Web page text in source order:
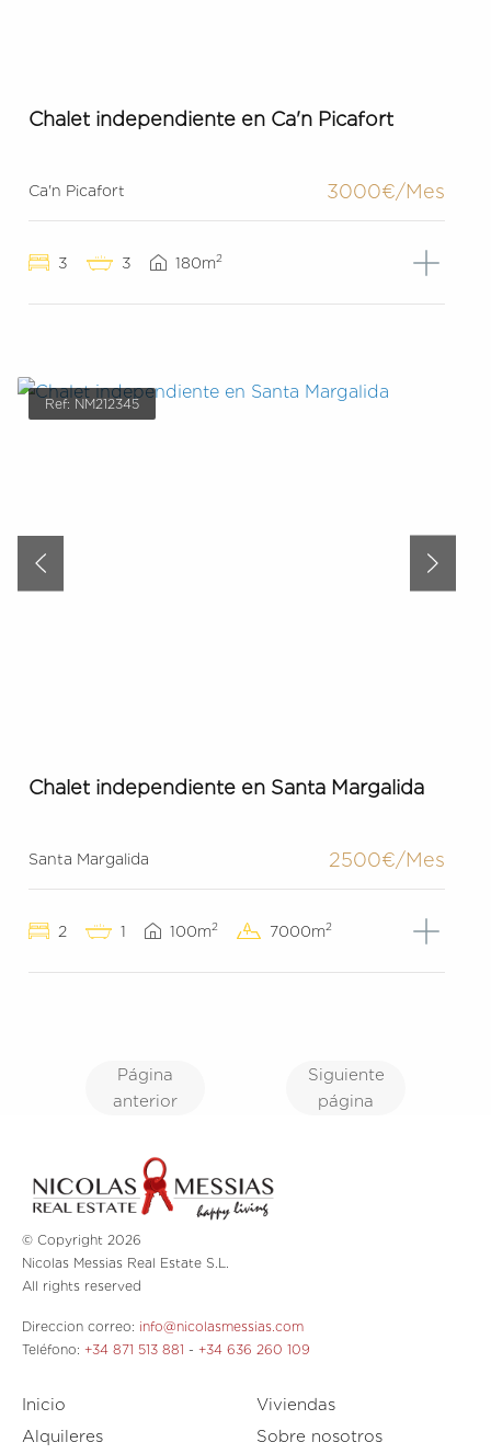
Chalet independiente en Ca'n Picafort
Ca'n Picafort 3000€/Mes
3 3 180m2
Ref: NM212345
Chalet independiente en Santa Margalida
Santa Margalida 2500€/Mes
2 1 100m2 7000m2
Página
anterior
Siguiente
página
© Copyright 2026
Nicolas Messias Real Estate S.L.
All rights reserved
Direccion correo: info@nicolasmessias.com
Teléfono: +34 871 513 881 - +34 636 260 109
Inicio
Viviendas
Alquileres
Sobre nosotros